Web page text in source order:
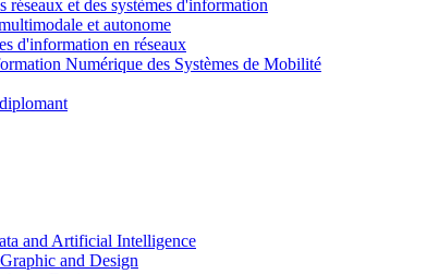
et des systèmes d'information
et autonome
d'information en réseaux
Numérique des Systèmes de Mobilité
and Artificial Intelligence
and Design